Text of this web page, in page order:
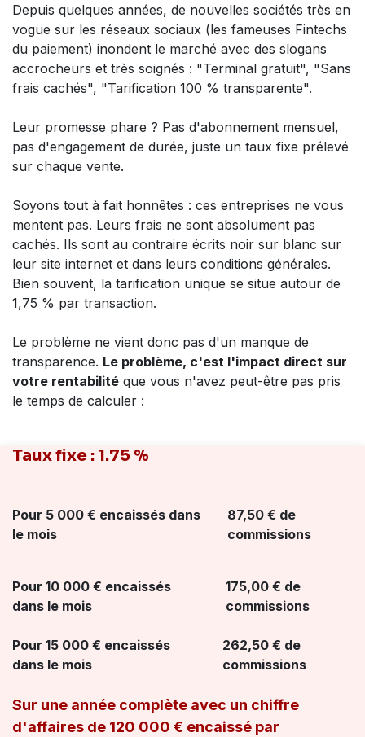
Depuis quelques années, de nouvelles sociétés très en
vogue sur les réseaux sociaux (les fameuses Fintechs
du paiement) inondent le marché avec des slogans
accrocheurs et très soignés : "Terminal gratuit", "Sans
frais cachés", "Tarification 100 % transparente".
Leur promesse phare ? Pas d'abonnement mensuel,
pas d'engagement de durée, juste un taux fixe prélevé
sur chaque vente.
Soyons tout à fait honnêtes : ces entreprises ne vous
mentent pas. Leurs frais ne sont absolument pas
cachés. Ils sont au contraire écrits noir sur blanc sur
leur site internet et dans leurs conditions générales.
Bien souvent, la tarification unique se situe autour de
1,75 % par transaction.
Le problème ne vient donc pas d'un manque de
transparence. Le problème, c'est l'impact direct sur
votre rentabilité que vous n'avez peut-être pas pris
le temps de calculer :
Taux fixe : 1.75 %
Pour 5 000 € encaissés dans
le mois
87,50 € de
commissions
Pour 10 000 € encaissés
dans le mois
175,00 € de
commissions
Pour 15 000 € encaissés
dans le mois
262,50 € de
commissions
Sur une année complète avec un chiffre
d'affaires de 120 000 € encaissé par